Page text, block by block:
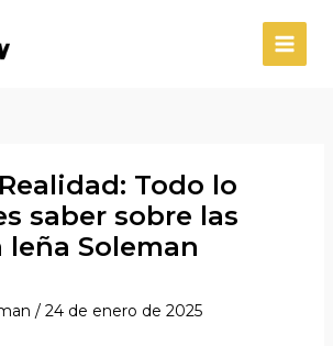
MAIN
Todo lo
saber sobre las
leña Soleman
/ 24 de enero de 2025